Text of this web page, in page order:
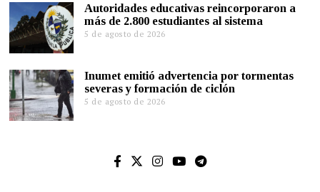
Autoridades educativas reincorporaron a
más de 2.800 estudiantes al sistema
5 de agosto de 2026
Inumet emitió advertencia por tormentas
severas y formación de ciclón
5 de agosto de 2026